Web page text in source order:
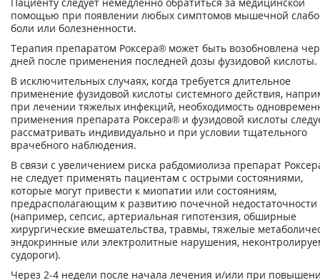
помощью при появлении любых симптомов мышечной
боли или болезненности.
Терапия препаратом Роксера® может быть возобновлена
дней после применения последней дозы фузидовой кислоты.
В исключительных случаях, когда требуется длительное
применение фузидовой кислоты системного действия,
при лечении тяжелых инфекций, необходимость
применения препарата Роксера® и фузидовой кислоты
рассматривать индивидуально и при условии тщательного
врачебного наблюдения.
В связи с увеличением риска рабдомиолиза препарат
не следует применять пациентам с острыми состояниями,
которые могут привести к миопатии или состояниям,
предрасполагающим к развитию почечной недостаточности
(например, сепсис, артериальная гипотензия, обширные
хирургические вмешательства, травмы, тяжелые
эндокринные или электролитные нарушения,
судороги).
Через 2-4 недели после начала лечения и/или при